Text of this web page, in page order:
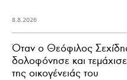
8.8.2026
Όταν ο Θεόφιλος
δολοφόνησε και
της οικογένειάς του